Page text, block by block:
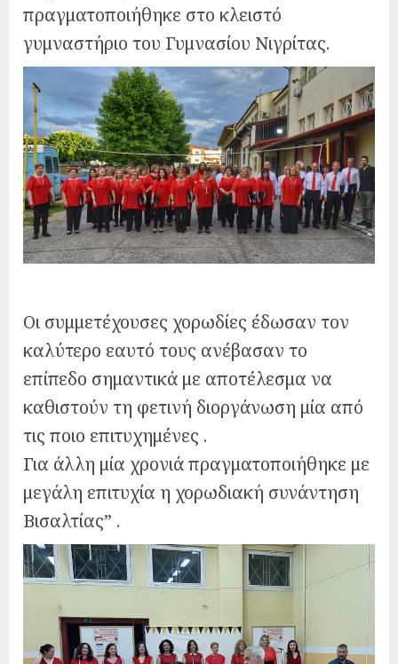
πραγματοποιήθηκε στο κλειστό
γυμναστήριο του Γυμνασίου Νιγρίτας.
Οι συμμετέχουσες χορωδίες έδωσαν τον
καλύτερο εαυτό τους ανέβασαν το
επίπεδο σημαντικά με αποτέλεσμα να
καθιστούν τη φετινή διοργάνωση μία από
τις ποιο επιτυχημένες .
Για άλλη μία χρονιά πραγματοποιήθηκε με
μεγάλη επιτυχία η χορωδιακή συνάντηση
Βισαλτίας” .